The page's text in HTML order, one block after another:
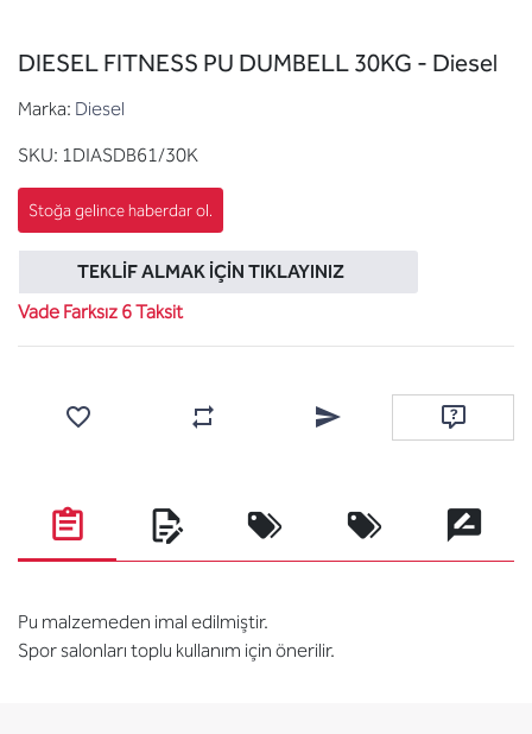
DIESEL FITNESS PU DUMBELL 30KG - Diesel
Marka: Diesel
SKU: 1DIASDB61/30K
TEKLIF ALMAK İÇIN TIKLAYINIZ
Vade Farksız 6 Taksit
Karşılaştırma listesine ekleArkadaşına e-posta ile
Soru sor
Pu malzemeden imal edilmiştir.
Spor salonları toplu kullanım için önerilir.